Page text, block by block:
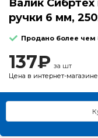
Валик
ручки 6 мм,
Продано более чем
137₽ за шт
Цена в интернет-магазине